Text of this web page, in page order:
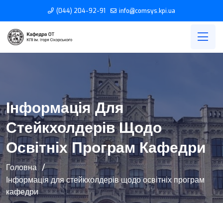
(044) 204-92-91 info@comsys.kpi.ua
Інформація Для
Стейкхолдерів Щодо
Освітніх Програм Кафедри
Головна
Інформація для стейкхолдерів щодо освітніх програм
кафедри